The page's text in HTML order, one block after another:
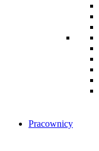
Pracownicy